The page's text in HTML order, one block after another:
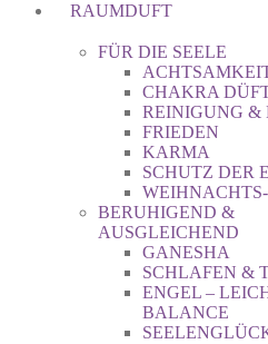
RAUMDUFT
FÜR DIE SEELE
CHAKRA
REINIGUNG &
FRIEDEN
KARMA
SCHUTZ DER
BERUHIGEND &
AUSGLEICHEND
GANESHA
SCHLAFEN &
ENGEL –
BALANCE